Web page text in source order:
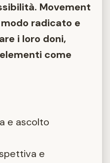
Movement
radicato e
i loro doni,
come
e ascolto
e